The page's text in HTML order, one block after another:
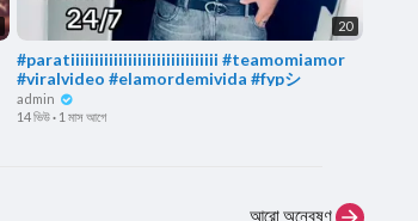
20
#paratiiiiiiiiiiiiiiiiiiiiiiiiiiiiiii #teamomiamor
#viralvideo #elamordemivida #fypシ
admin
14 ভিউ· 1 মাস আগে
আরো অন্বেষণ